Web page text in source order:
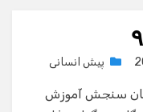
پیش انسانی
سنجش آموزش